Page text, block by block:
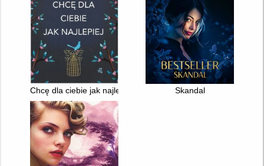
Chcę dla ciebie jak najlepiej Skandal